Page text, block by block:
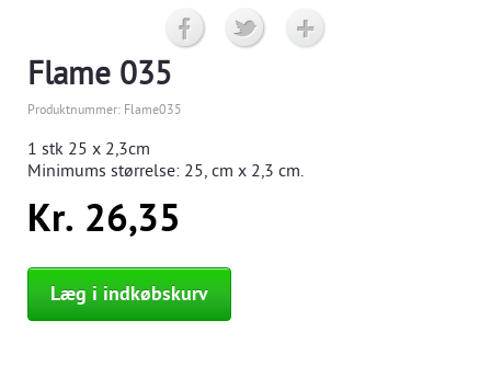
Flame 035
Produktnummer: Flame035
1 stk 25 x 2,3cm
Minimums størrelse: 25, cm x 2,3 cm.
Kr. 26,35
Læg i indkøbskurv